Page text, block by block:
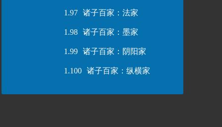
1.97 诸子百家：法家
1.98 诸子百家：墨家
1.99 诸子百家：阴阳家
1.100 诸子百家：纵横家